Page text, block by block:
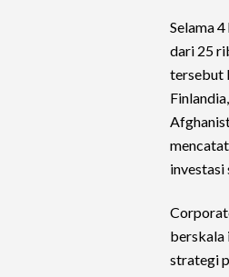
Selama
dari 25
tersebut
investasi
berskala
strategi